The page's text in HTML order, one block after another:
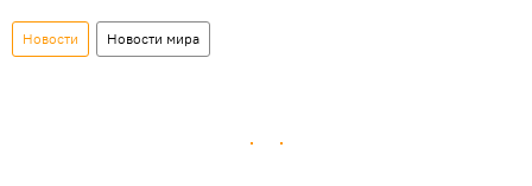
Новости Новости мира